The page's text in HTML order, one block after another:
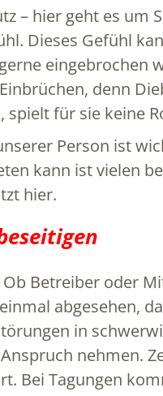
– hier geht es um
Dieses Gefühl
eingebrochen
denn
spielt für sie keine
Person ist
kann ist vielen
hier.
Betreiber oder
abgesehen,
in
nehmen.
Bei Tagungen